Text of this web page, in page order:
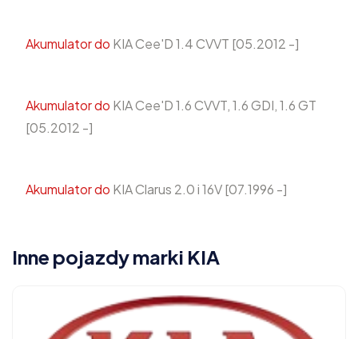
Akumulator do KIA Cee'D 1.4 CVVT [05.2012 -]
Akumulator do KIA Cee'D 1.6 CVVT, 1.6 GDI, 1.6 GT
[05.2012 -]
Akumulator do KIA Clarus 2.0 i 16V [07.1996 -]
Inne pojazdy marki KIA